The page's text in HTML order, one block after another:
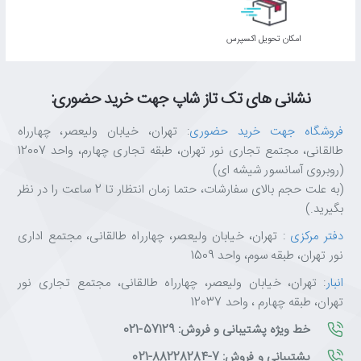
بدون خروج از بازی، صدا را تنظیم کنید، میکروفون را قطع کنید و
تنظیم نیز راحتی را برای ساعت‌ها ماراتن گیمینگ تضمین می‌کنند.
این هدست برای چه کسانی مناسب است؟
گیمرهای رقابتی
تاکتیکی
✅عاشقان بیس قدرتمند
اهم
✅علاقه‌مندان به نورپردازی : RGB جذاب با کنترلر مستقل روی کابل
✅کاربران چند-پلتفرمه : سازگاری با PC، PS4 و Nintendo Switch
اﻣﮑﺎن ﺗﺤﻮﯾﻞ اﮐﺴﭙﺮس
نشانی های تک تاز شاپ جهت خرید حضوری:
فروشگاه جهت خرید حضوری: تهران، خیابان ولیعصر، چهارراه
طالقانی، مجتمع تجاری نور تهران، طبقه تجاری چهارم، واحد 12007
(روبروی آسانسور شیشه ای)
(به علت حجم بالای سفارشات، حتما زمان انتظار تا 2 ساعت را در نظر
بگیرید.)
دفتر مرکزی : تهران، خیابان ولیعصر، چهارراه طالقانی، مجتمع اداری
نور تهران، طبقه سوم، واحد 1509
انبار: تهران، خیابان ولیعصر، چهارراه طالقانی، مجتمع تجاری نور
تهران، طبقه چهارم ، واحد 12037
خط ویژه پشتیبانی و فروش: 57129-021